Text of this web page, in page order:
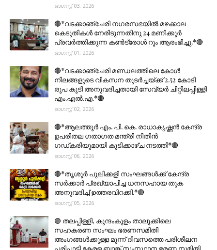
ഓഗസ്റ്റ് 03, 2026
🔴*വടക്കാഞ്ചേരി നഗരസഭയിൽ മഴക്കാല
കെടുതികൾ നേരിടുന്നതിനു 24 മണിക്കൂർ
പ്രവർത്തിക്കുന്ന കൺട്രോൾ റൂം ആരംഭിച്ചു.*🔴
ഓഗസ്റ്റ് 01, 2026
🔴*വടക്കാഞ്ചേരി മണ്ഡലത്തിലെ കോൾ
നിലങ്ങളുടെ വികസന തുടർച്ചയ്ക്ക് 2.52 കോടി
രൂപ കൂടി അനുവദിച്ചതായി സേവ്യർ ചിറ്റിലപ്പിള്ളി
എം.എൽ.എ.*🔴
ഓഗസ്റ്റ് 02, 2026
🔴*ആലത്തൂർ എം. പി. കെ. രാധാകൃഷ്ണൻ കേന്ദ്ര
ഉപരിതല ഗതാഗത മന്ത്രി നിതിൻ
ഗഡ്കരിയുമായി കൂടിക്കാഴ്ച നടത്തി*🔴
ഓഗസ്റ്റ് 06, 2026
🔴*തൃശൂര്‍ പുലിക്കളി സംഘങ്ങള്‍ക്ക് കേന്ദ്ര
സര്‍ക്കാര്‍ പ്രഖ്യാപിച്ച ധനസഹായ തുക
അനുവദിച്ച് ഉത്തരവിറക്കി.*🔴
ഓഗസ്റ്റ് 05, 2026
🟣 തലപ്പിള്ളി, കുന്ദംകുളം താലൂക്കിലെ
സഹകരണ സംഘം ഭരണസമിതി
അംഗങ്ങൾക്കുള്ള മൂന്ന് ദിവസത്തെ പരിശീലന